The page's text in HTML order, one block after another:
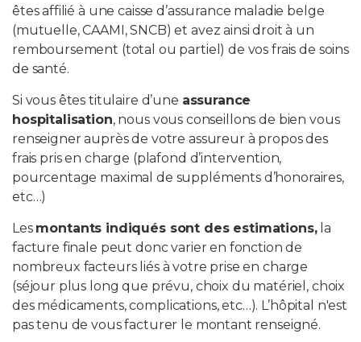
Projets IA
HUmani
PROFESSIONNELS DE LA SANTÉ
JOBS ET STAGES
RGPD
071 92 11 11
êtes affilié à une caisse d’assurance maladie belge
(mutuelle, CAAMI, SNCB) et avez ainsi droit à un
remboursement (total ou partiel) de vos frais de soins
de santé.
Si vous êtes titulaire d’une assurance
hospitalisation, nous vous conseillons de bien vous
renseigner auprès de votre assureur à propos des
frais pris en charge (plafond d’intervention,
pourcentage maximal de suppléments d’honoraires,
etc…)
Les montants indiqués sont des estimations,la
facture finale peut donc varier en fonction de
nombreux facteurs liés à votre prise en charge
(séjour plus long que prévu, choix du matériel, choix
des médicaments, complications, etc…). L’hôpital n'est
pas tenu de vous facturer le montant renseigné.